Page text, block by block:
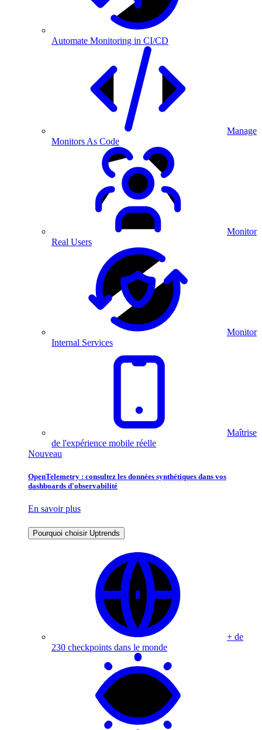
Automate Monitoring in CI/CD
Manage
Monitors As Code
Monitor
Real Users
Monitor
Internal Services
Maîtrise
de l'expérience mobile réelle
Nouveau
OpenTelemetry : consultez les données synthétiques dans vos
dashboards d'observabilité
En savoir plus
Pourquoi choisir Uptrends
+ de
230 checkpoints dans le monde